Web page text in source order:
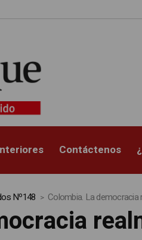
Contáctenos
Nº148 Colombia. La democracia